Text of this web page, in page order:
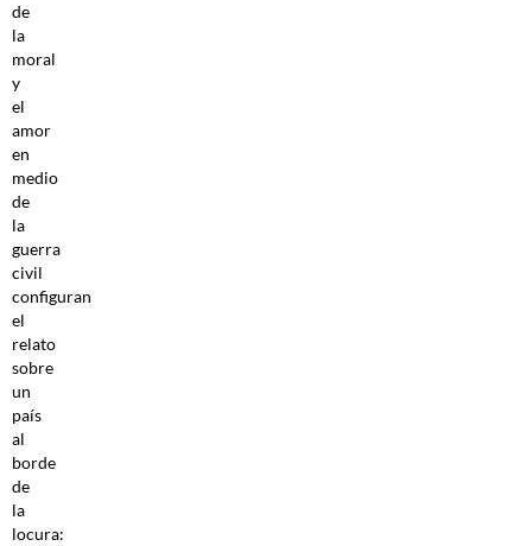
de
la
moral
y
el
amor
en
medio
de
la
guerra
civil
configuran
el
relato
sobre
un
país
al
borde
de
la
locura: